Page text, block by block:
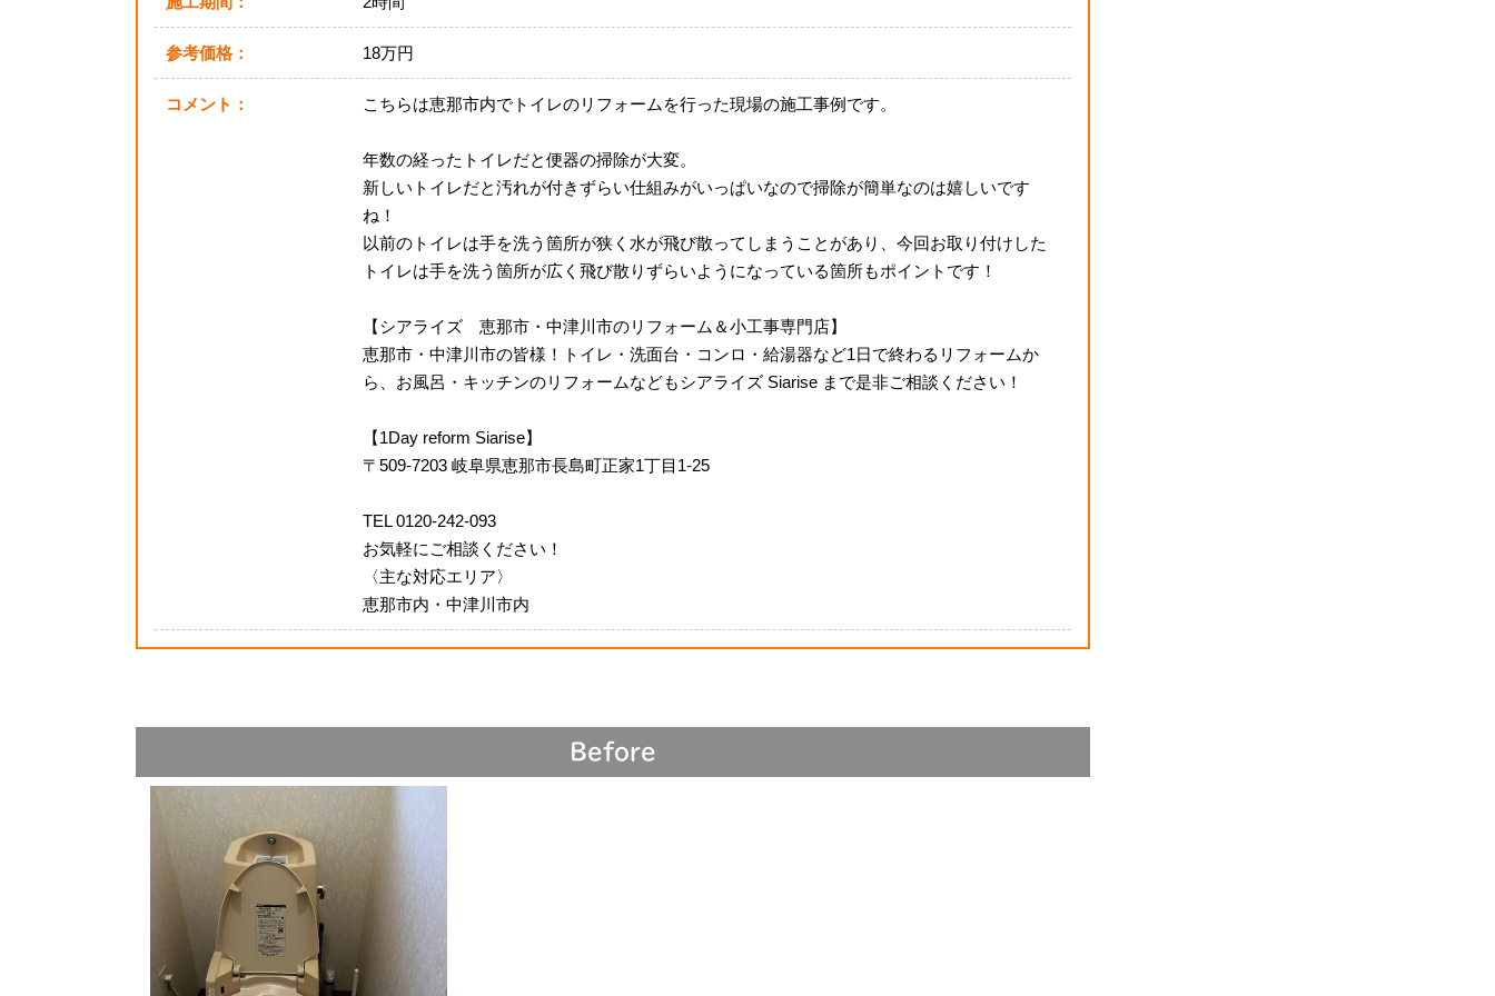
参考価格： 18万円
コメント： こちらは恵那市内でトイレのリフォームを行った現場の施工事例です。
年数の経ったトイレだと便器の掃除が大変。
新しいトイレだと汚れが付きずらい仕組みがいっぱいなので掃除が簡単なのは嬉しいです
ね！
以前のトイレは手を洗う箇所が狭く水が飛び散ってしまうことがあり、今回お取り付けした
トイレは手を洗う箇所が広く飛び散りずらいようになっている箇所もポイントです！
【シアライズ 恵那市・中津川市のリフォーム＆小工事専門店】
恵那市・中津川市の皆様！トイレ・洗面台・コンロ・給湯器など1日で終わるリフォームか
ら、お風呂・キッチンのリフォームなどもシアライズ Siarise まで是非ご相談ください！
【1Day reform Siarise】
〒509-7203 岐阜県恵那市長島町正家1丁目1-25
TEL 0120-242-093
お気軽にご相談ください！
〈主な対応エリア〉
恵那市内・中津川市内
Before